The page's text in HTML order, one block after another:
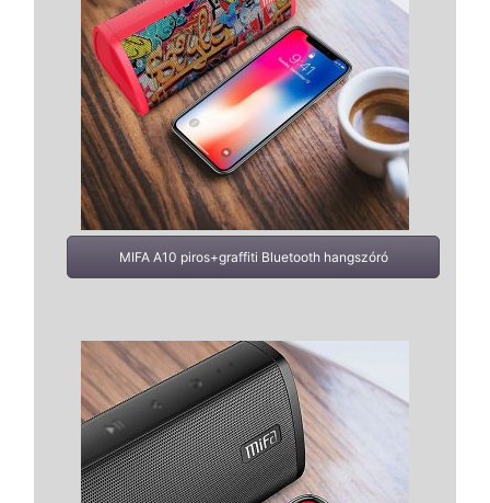
MIFA A10 piros+graffiti Bluetooth hangszóró